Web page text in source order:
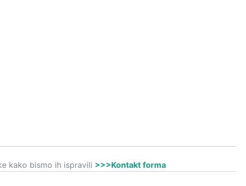
kako bismo ih ispravili >>>Kontakt forma